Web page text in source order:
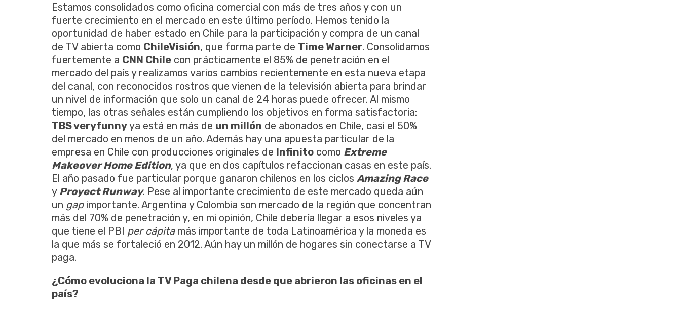
Estamos consolidados como oficina comercial con más de tres años y con un
fuerte crecimiento en el mercado en este último período. Hemos tenido la
oportunidad de haber estado en Chile para la participación y compra de un canal
de TV abierta como ChileVisión, que forma parte de Time Warner. Consolidamos
fuertemente a CNN Chile con prácticamente el 85% de penetración en el
mercado del país y realizamos varios cambios recientemente en esta nueva etapa
del canal, con reconocidos rostros que vienen de la televisión abierta para brindar
un nivel de información que solo un canal de 24 horas puede ofrecer. Al mismo
tiempo, las otras señales están cumpliendo los objetivos en forma satisfactoria:
TBS veryfunnyya está en más de un millón de abonados en Chile, casi el 50%
del mercado en menos de un año. Además hay una apuesta particular de la
empresa en Chile con producciones originales de Infinito como Extreme
Makeover Home Edition, ya que en dos capítulos refaccionan casas en este país.
El año pasado fue particular porque ganaron chilenos en los ciclos Amazing Race
y Proyect Runway. Pese al importante crecimiento de este mercado queda aún
un gapimportante. Argentina y Colombia son mercado de la región que concentran
más del 70% de penetración y, en mi opinión, Chile debería llegar a esos niveles ya
que tiene el PBI per cápitamás importante de toda Latinoamérica y la moneda es
la que más se fortaleció en 2012. Aún hay un millón de hogares sin conectarse a TV
paga.
¿Cómo evoluciona la TV Paga chilena desde que abrieron las oficinas en el
país?